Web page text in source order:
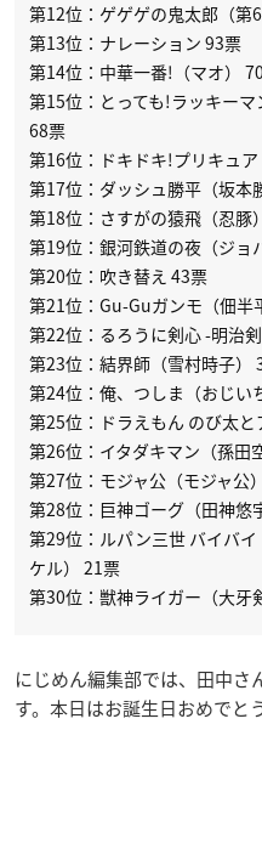
第12位：ゲゲゲの鬼太郎（第
第13位：ナレーション 93票
第14位：中華一番!（マオ）
第15位：とっても!ラッキーマ
68票
第16位：ドキドキ!プリキュ
第17位：ダッシュ勝平（坂本
第18位：さすがの猿飛（忍豚
第19位：銀河鉄道の夜（ジョ
第20位：吹き替え 43票
第21位：Gu-Guガンモ（佃半
第22位：るろうに剣心 -明治
第23位：結界師（雪村時子）
第24位：俺、つしま（おじい
第25位：ドラえもん のび太
第26位：イタダキマン（孫田
第27位：モジャ公（モジャ公
第28位：巨神ゴーグ（田神悠
第29位：ルパン三世 バイバ
ケル） 21票
第30位：獣神ライガー（大牙
にじめん編集部では、田中さ
す。本日はお誕生日おめでと